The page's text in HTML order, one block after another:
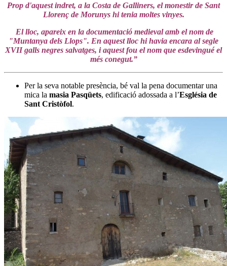
Prop d'aquest indret, a la Costa de Galliners, el monestir de Sant
Llorenç de Morunys hi tenia moltes vinyes.
El lloc, apareix en la documentació medieval amb el nom de
"Muntanya dels Llops". En aquest lloc hi havia encara al segle
XVII galls negres salvatges, i aquest fou el nom que esdevingué el
més conegut.”
Per la seva notable presència, bé val la pena documentar una
mica la masia Pasqüets, edificació adossada a l’Església de
Sant Cristòfol.